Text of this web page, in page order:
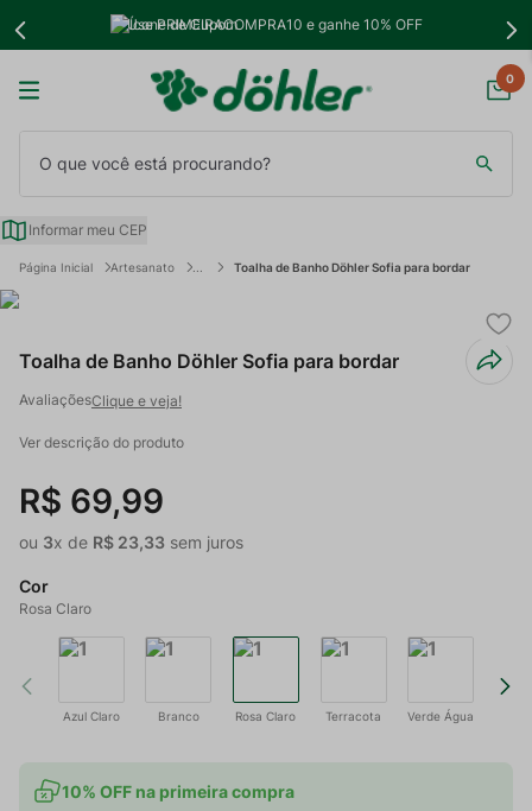
Use PRIMEIRACOMPRA10 e ganhe 10% OFF
0
Informar meu CEP
Artesanato Toalha de Banho Döhler Sofia para bordar
Toalha de Banho Döhler Sofia para bordar
Clique e veja!
Ver descrição do produto
R$ 69,99
ou 3x de R$ 23,33 sem juros
Cor
Rosa Claro
Azul Claro Branco Rosa Claro Terracota Verde Água
10% OFF na primeira compra